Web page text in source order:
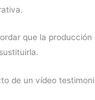
que la producción
de un vídeo